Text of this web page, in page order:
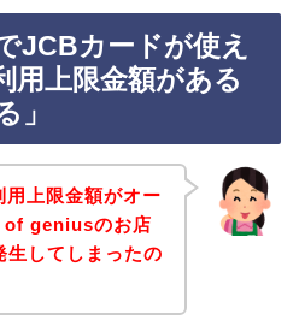
JCBカードが使え
用上限金額がある
」
用上限金額がオー
of geniusのお店
してしまったの